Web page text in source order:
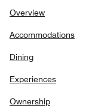
Overview
Accommodations
Dining
Experiences
Ownership